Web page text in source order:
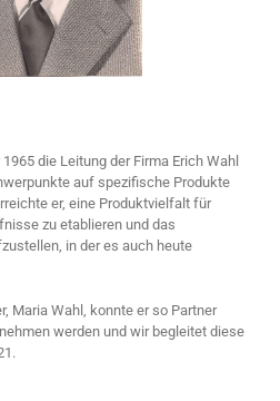
die Leitung der Firma Erich Wahl
auf spezifische Produkte
er, eine Produktvielfalt für
zu etablieren und das
in der es auch heute
Maria Wahl, konnte er so Partner
werden und wir begleitet diese